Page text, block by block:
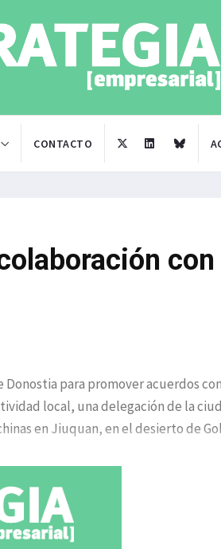
CONTACTO
con
para promover acuerdos con
local, una delegación de la
en Jiuquan, en el desierto de